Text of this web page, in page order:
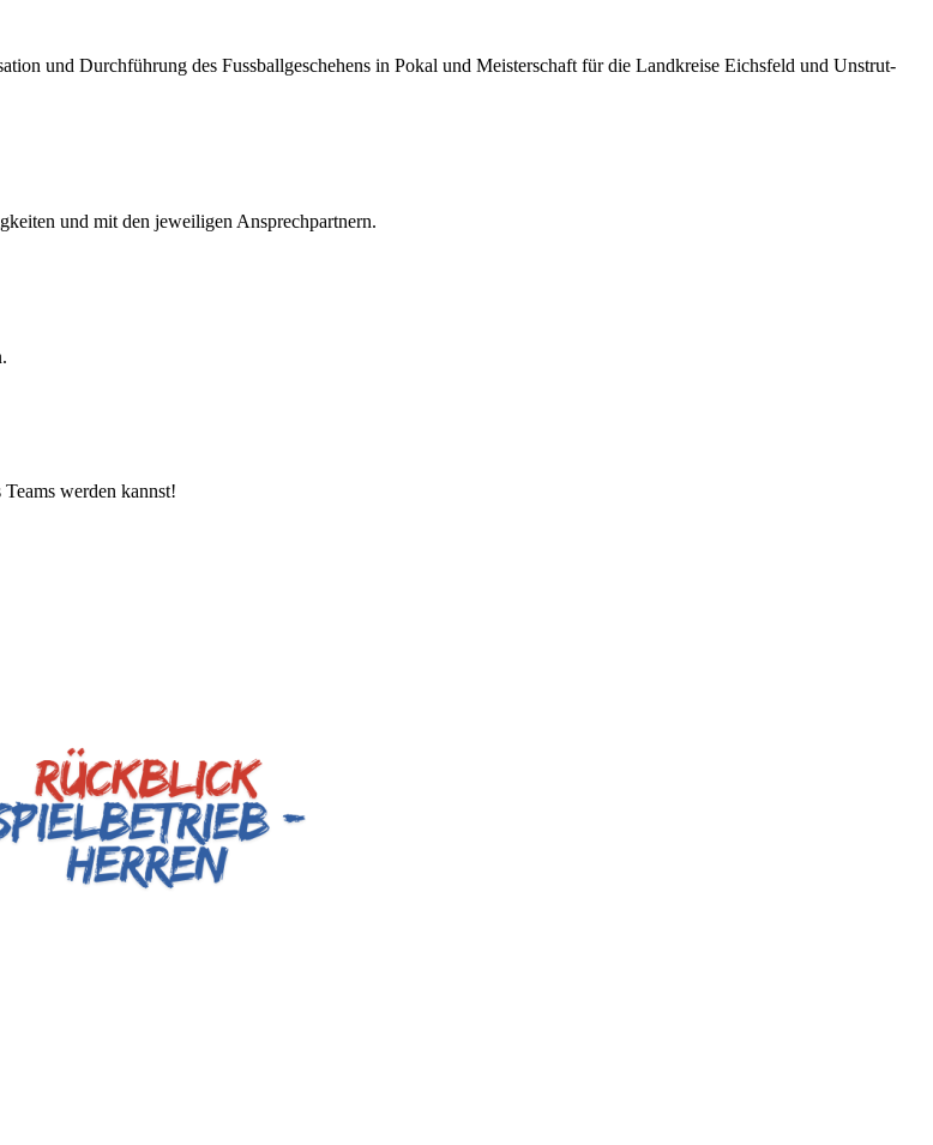
und Durchführung des Fussballgeschehens in Pokal und Meisterschaft für die Landkreise Eichsfeld und Unstrut-
und mit den jeweiligen Ansprechpartnern.
werden kannst!